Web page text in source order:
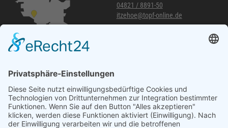
04821 / 8891-50
itzehoe@topf-online.de
040 / 21 04 04 04-04
glinde@topf-online.de
Öffnungszeiten und mehr